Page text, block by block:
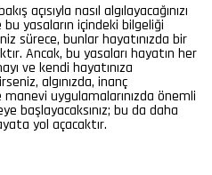
açısıyla nasıl algılayacağınızı
yasaların içindeki bilgeliği
sürece, bunlar hayatınızda bir
Ancak, bu yasaları hayatın her
ve kendi hayatınıza
algınızda, inanç
uygulamalarınızda önemli
başlayacaksınız; bu da daha
yol açacaktır.